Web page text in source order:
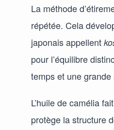
La méthode
répétée. Cela
japonais appellent
pour l’équilibre
temps et une
L’huile de camélia
protège la structure